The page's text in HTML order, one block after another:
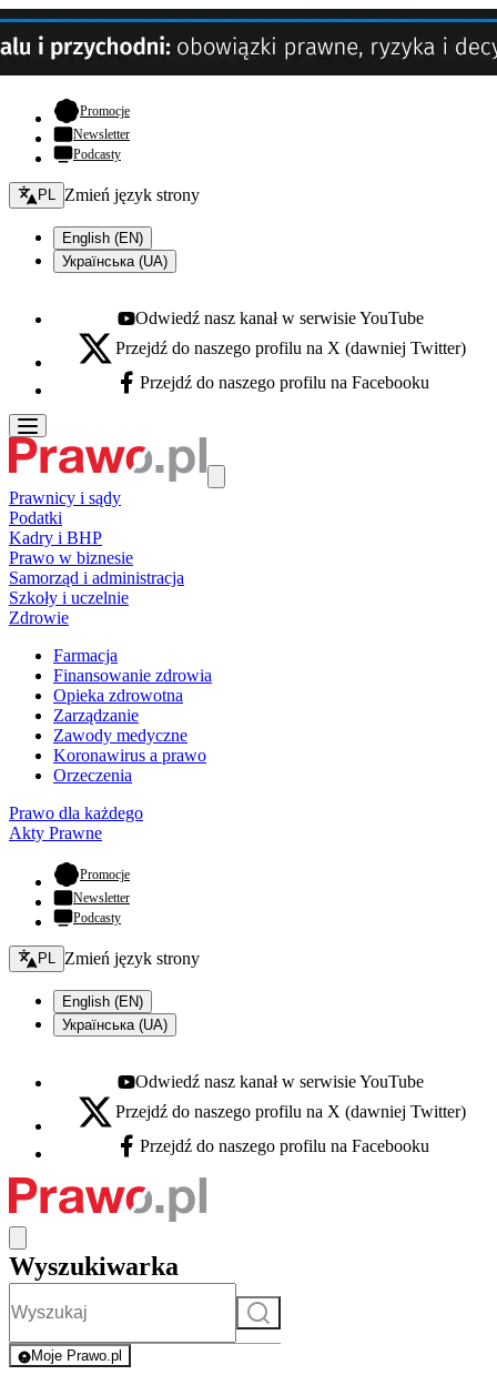
Promocje- otwiera się w nowej karcie
Newsletter
Podcasty
Zmień język - bieżący:
PL Zmień język strony
English (EN)
Українська (UA)
Youtube - otwiera się w nowej karcie
Odwiedź nasz kanał w serwisie YouTube
X - otwiera się w nowej karcie
Przejdź do naszego profilu na X (dawniej Twitter)
Facebook - otwiera się w nowej karcie
Przejdź do naszego profilu na Facebooku
Prawnicy i sądy
Podatki
Kadry i BHP
Prawo w biznesie
Samorząd i administracja
Szkoły i uczelnie
Zdrowie
Farmacja
Finansowanie zdrowia
Opieka zdrowotna
Zarządzanie
Zawody medyczne
Koronawirus a prawo
Orzeczenia
Prawo dla każdego
Akty Prawne
Promocje- otwiera się w nowej karcie
Newsletter
Podcasty
Zmień język - bieżący:
PL Zmień język strony
English (EN)
Українська (UA)
Youtube - otwiera się w nowej karcie
Odwiedź nasz kanał w serwisie YouTube
X - otwiera się w nowej karcie
Przejdź do naszego profilu na X (dawniej Twitter)
Facebook - otwiera się w nowej karcie
Przejdź do naszego profilu na Facebooku
Wyszukiwarka
Szukaj
Moje Prawo.pl
- rejestracja i logowanie do serwisu